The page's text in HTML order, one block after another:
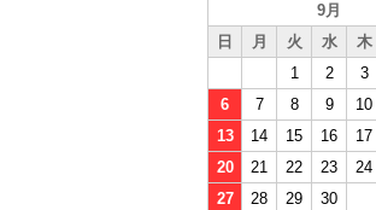
9月
日
月 火 水 木
1
2 3
6
7 8 9 10
13
14 15 16 17
20
21 22 23 24
27
28 29 30